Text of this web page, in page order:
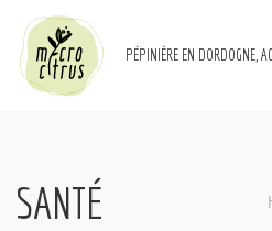
PÉPINIÈRE EN DORDOGNE,
SANTÉ